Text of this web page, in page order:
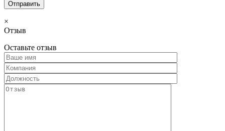
×
Отзыв
Оставьте отзыв